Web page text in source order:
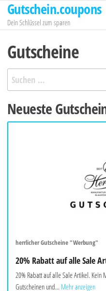
Zum
Inhalt
springen
Gutschein.coupons
Dein Schlüssel zum sparen
Gutscheine
Suchen
nach:
Neueste
herrlicher Gutscheine "Werbung"
20% Rabatt auf alle Sale
20% Rabatt auf alle Sale Artikel.
Gutscheinen und... Mehr anzeigen